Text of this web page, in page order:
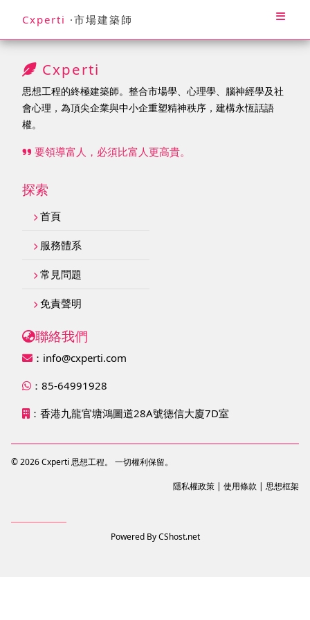
Cxperti ·市場建築師
Cxperti
思想工程的終極建築師。整合市場學、心理學、腦神經學及社
會心理，為頂尖企業與中小企重塑精神秩序，建構永恆話語
權。
要領導富人，必須比富人更高貴。
探索
首頁
服務體系
常見問題
免責聲明
聯絡我們
： info@cxperti.com
：85-64991928
：香港九龍官塘鴻圖道28A號德信大廈7D室
© 2026 Cxperti 思想工程。 一切權利保留。
隱私權政策 | 使用條款 | 思想框架
Powered ByCShost.net